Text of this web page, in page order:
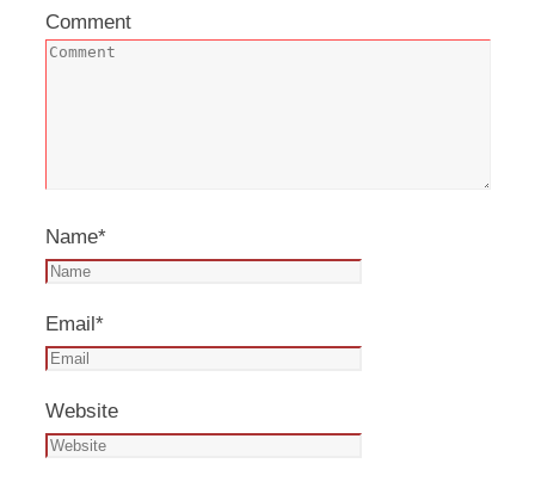
Comment
Name*
Email *
Website